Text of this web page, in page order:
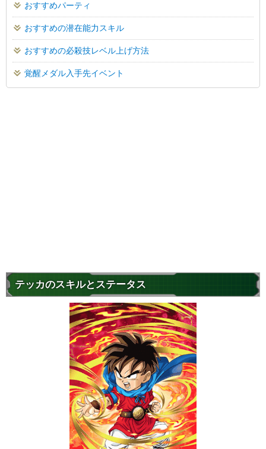
おすすめパーティ
おすすめの潜在能力スキル
おすすめの必殺技レベル上げ方法
覚醒メダル入手先イベント
テッカのスキルとステータス